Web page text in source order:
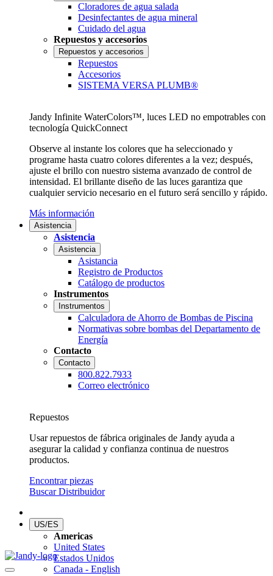
Cloradores de agua salada
Desinfectantes de agua mineral
Cuidado del agua
Repuestos y accesorios
Repuestos y accesorios
Repuestos
Accesorios
SISTEMA VERSA PLUMB®
Jandy Infinite WaterColors™, luces LED no empotrables con
tecnología QuickConnect
Observe al instante los colores que ha seleccionado y
programe hasta cuatro colores diferentes a la vez; después,
ajuste el brillo con nuestro sistema avanzado de control de
intensidad. El brillante diseño de las luces garantiza que
cualquier servicio necesario en el futuro será sencillo y rápido.
Más información
Asistencia
Asistencia
Asistencia
Asistancia
Registro de Productos
Catálogo de productos
Instrumentos
Instrumentos
Calculadora de Ahorro de Bombas de Piscina
Normativas sobre bombas del Departamento de
Energía
Contacto
Contacto
800.822.7933
Correo electrónico
Repuestos
Usar repuestos de fábrica originales de Jandy ayuda a
asegurar la calidad y confianza continua de nuestros
productos.
Encontrar piezas
Buscar Distribuidor
US/ES
Americas
United States
Estados Unidos
Canada - English